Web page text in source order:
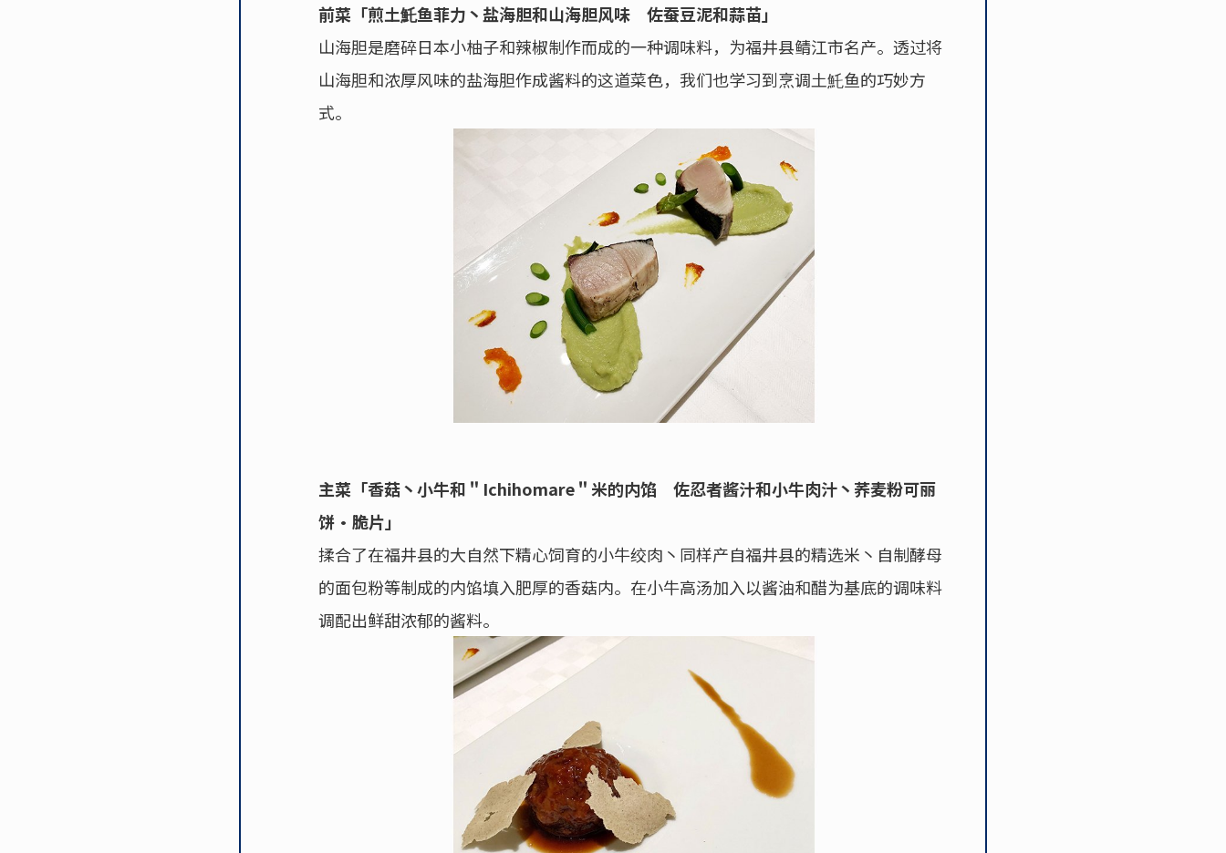
前菜「煎土魠鱼菲力丶盐海胆和山海胆风味 佐蚕豆泥和蒜苗」
山海胆是磨碎日本小柚子和辣椒制作而成的一种调味料，为福井县鲭江市名产。透过将
山海胆和浓厚风味的盐海胆作成酱料的这道菜色，我们也学习到烹调土魠鱼的巧妙方
式。
主菜「香菇丶小牛和＂Ichihomare＂米的内馅 佐忍者酱汁和小牛肉汁丶荞麦粉可丽
饼·脆片」
揉合了在福井县的大自然下精心饲育的小牛绞肉丶同样产自福井县的精选米丶自制酵母
的面包粉等制成的内馅填入肥厚的香菇内。在小牛高汤加入以酱油和醋为基底的调味料
调配出鲜甜浓郁的酱料。